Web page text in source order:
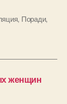
, Поради,
женщин